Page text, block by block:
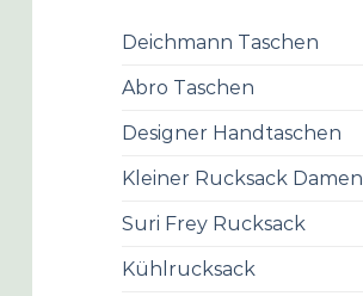
Deichmann Taschen
Abro Taschen
Designer Handtaschen
Kleiner Rucksack Damen
Suri Frey Rucksack
Kühlrucksack